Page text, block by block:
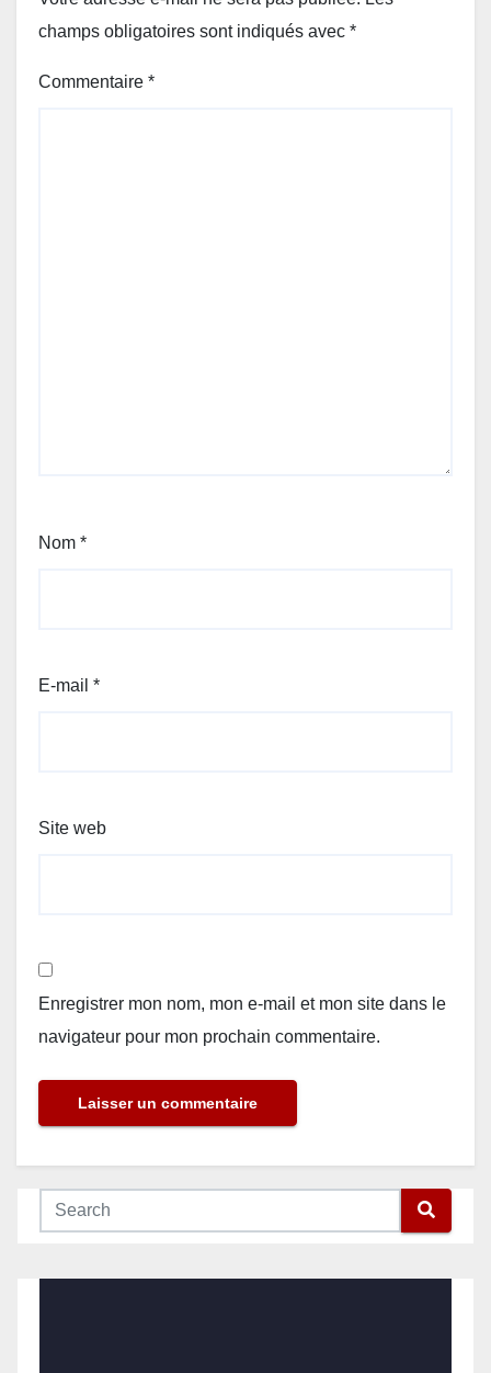
champs obligatoires sont indiqués avec *
Commentaire *
Nom *
E-mail *
Site web
Enregistrer mon nom, mon e-mail et mon site dans le
navigateur pour mon prochain commentaire.